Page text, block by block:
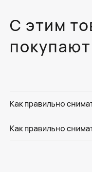
С этим
покупают
Как правильно
Как правильно